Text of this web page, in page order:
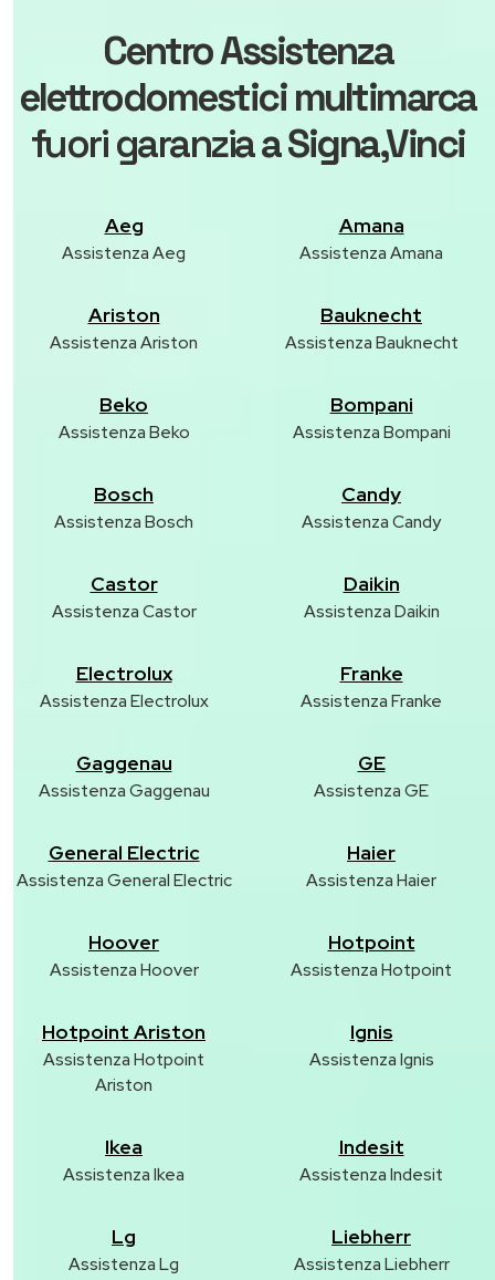
Centro Assistenza
elettrodomestici multimarca
fuori garanziaa Signa,Vinci
Aeg
Assistenza Aeg
Amana
Assistenza Amana
Ariston
Assistenza Ariston
Bauknecht
Assistenza Bauknecht
Beko
Assistenza Beko
Bompani
Assistenza Bompani
Bosch
Assistenza Bosch
Candy
Assistenza Candy
Castor
Assistenza Castor
Daikin
Assistenza Daikin
Electrolux
Assistenza Electrolux
Franke
Assistenza Franke
Gaggenau
Assistenza Gaggenau
GE
Assistenza GE
General Electric
Assistenza General Electric
Haier
Assistenza Haier
Hoover
Assistenza Hoover
Hotpoint
Assistenza Hotpoint
Hotpoint Ariston
Assistenza Hotpoint
Ariston
Ignis
Assistenza Ignis
Ikea
Assistenza Ikea
Indesit
Assistenza Indesit
Lg
Assistenza Lg
Liebherr
Assistenza Liebherr